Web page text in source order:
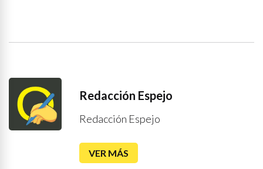
Redacción Espejo
Redacción Espejo
VER MÁS